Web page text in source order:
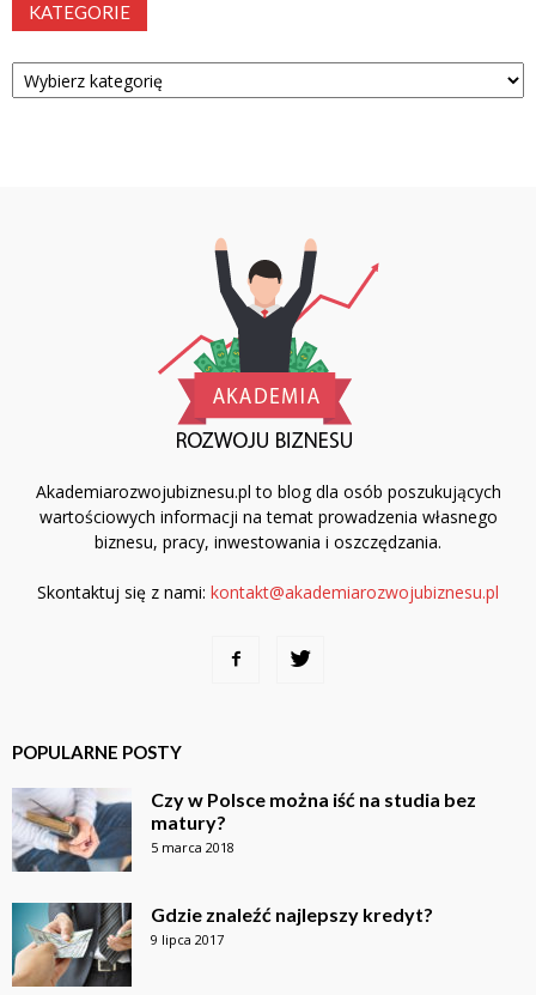
KATEGORIE
Kategorie
Akademiarozwojubiznesu.pl to blog dla osób poszukujących
wartościowych informacji na temat prowadzenia własnego
biznesu, pracy, inwestowania i oszczędzania.
Skontaktuj się z nami: kontakt@akademiarozwojubiznesu.pl
POPULARNE POSTY
Czy w Polsce można iść na studia bez
matury?
5 marca 2018
Gdzie znaleźć najlepszy kredyt?
9 lipca 2017